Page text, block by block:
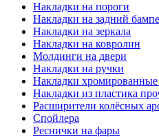
Накладки на пороги
Накладки на задний
Накладки на зеркала
Накладки на ковролин
Молдинги на двери
Накладки на ручки
Накладки
Накладки из пластика
Расширители колёсных
Спойлера
Реснички на фары